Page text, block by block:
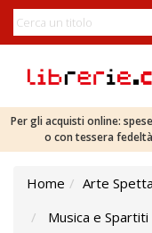
Per gli acquisti online:
o con tessera
Home Arte
Musica e Spartiti